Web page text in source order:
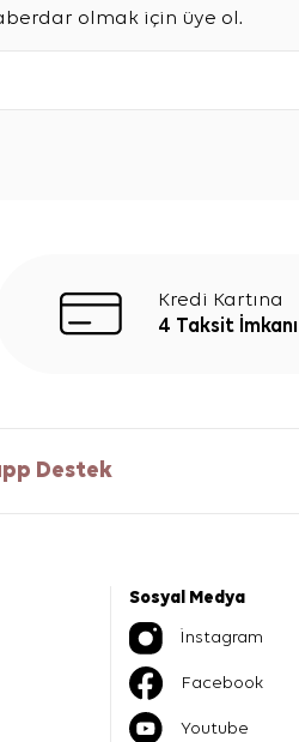
olmak için üye ol.
Kredi Kartına
4 Taksit İmkanı
Destek
Sosyal Medya
İnstagram
Facebook
Youtube